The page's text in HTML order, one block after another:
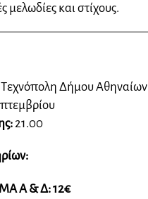
μελωδίες και στίχους.
Τεχνόπολη Δήμου Αθηναίων
21.00
Α & Δ: 12€